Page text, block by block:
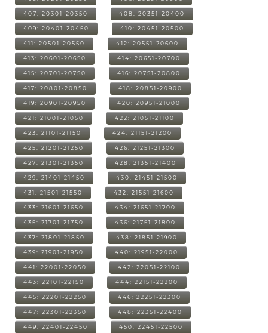
407: 20301-20350 408: 20351-20400
409: 20401-20450 410: 20451-20500
411: 20501-20550 412: 20551-20600
413: 20601-20650 414: 20651-20700
415: 20701-20750 416: 20751-20800
417: 20801-20850 418: 20851-20900
419: 20901-20950 420: 20951-21000
421: 21001-21050 422: 21051-21100
423: 21101-21150 424: 21151-21200
425: 21201-21250 426: 21251-21300
427: 21301-21350 428: 21351-21400
429: 21401-21450 430: 21451-21500
431: 21501-21550 432: 21551-21600
433: 21601-21650 434: 21651-21700
435: 21701-21750 436: 21751-21800
437: 21801-21850 438: 21851-21900
439: 21901-21950 440: 21951-22000
441: 22001-22050 442: 22051-22100
443: 22101-22150 444: 22151-22200
445: 22201-22250 446: 22251-22300
447: 22301-22350 448: 22351-22400
449: 22401-22450 450: 22451-22500